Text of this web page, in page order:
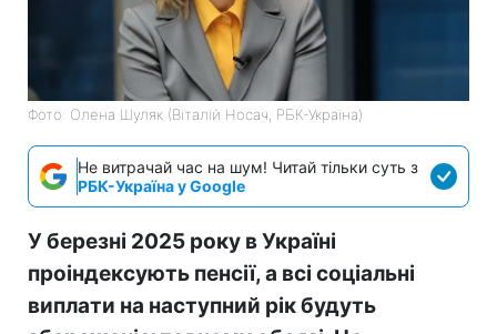
Фото: Олена Шуляк (Віталій Носач, РБК-Україна)
Не витрачай час на шум! Читай тільки суть з
РБК-Україна у Google
У березні 2025 року в Україні
проіндексують пенсії, а всі соціальні
виплати на наступний рік будуть